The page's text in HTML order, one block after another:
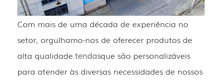
Com mais de uma década de experiência no
setor, orgulhamo-nos de oferecer produtos de
alta qualidade.tendasque são personalizáveis ​​
para atender às diversas necessidades de nossos